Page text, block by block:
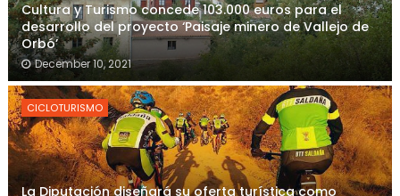
Cultura y Turismo concede 103.000 euros para el
desarrollo del proyecto ‘Paisaje minero de Vallejo de
Orbó’
December 10, 2021
CICLOTURISMO
La Diputación diseñará su oferta turística como